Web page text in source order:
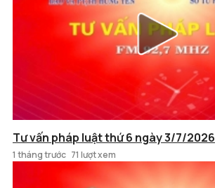
Tư vấn pháp luật thứ 6 ngày 3/7/2026
1 tháng trước 71 lượt xem